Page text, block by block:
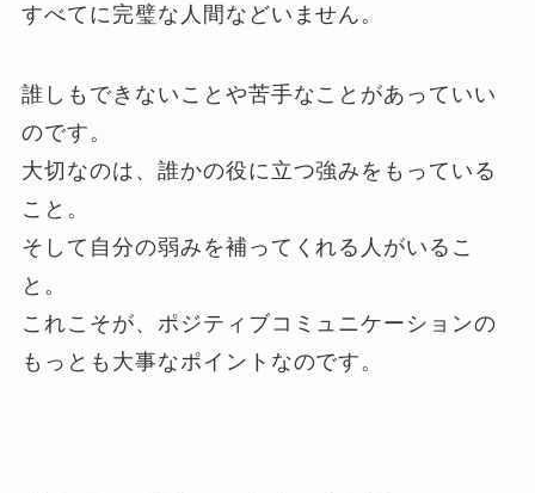
すべてに完璧な人間などいません。
誰しもできないことや苦手なことがあっていい
のです。
大切なのは、誰かの役に立つ強みをもっている
こと。
そして自分の弱みを補ってくれる人がいるこ
と。
これこそが、ポジティブコミュニケーションの
もっとも大事なポイントなのです。